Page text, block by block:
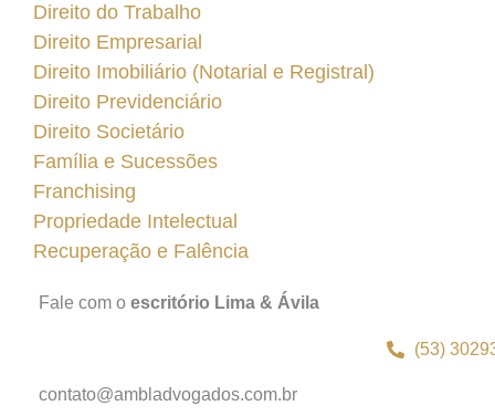
Direito do Trabalho
Direito Empresarial
Direito Imobiliário (Notarial e Registral)
Direito Previdenciário
Direito Societário
Família e Sucessões
Franchising
Propriedade Intelectual
Recuperação e Falência
Fale com o escritório Lima & Ávila
(53)
contato@ambladvogados.com.br